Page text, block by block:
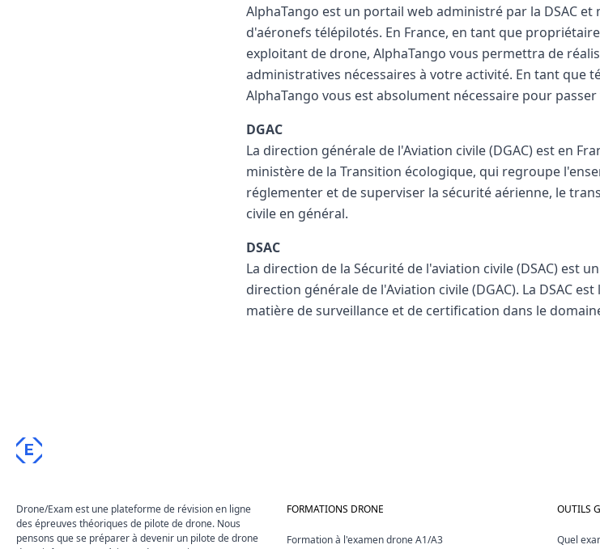
AlphaTango est un portail web administré par la DSAC
d'aéronefs télépilotés. En France, en tant que
exploitant de drone, AlphaTango vous permettra de
administratives nécessaires à votre activité. En tant que
AlphaTango vous est absolument nécessaire pour
DGAC
La direction générale de l'Aviation civile (DGAC) est en
ministère de la Transition écologique, qui regroupe
réglementer et de superviser la sécurité aérienne, le
civile en général.
DSAC
La direction de la Sécurité de l'aviation civile (DSAC) est
direction générale de l'Aviation civile (DGAC). La DSAC
matière de surveillance et de certification dans le
E
Drone/Exam est une plateforme de révision en ligne
des épreuves théoriques de pilote de drone. Nous
pensons que se préparer à devenir un pilote de drone
FORMATIONS DRONE
Formation à l'examen drone A1/A3
OUTILS
Quel